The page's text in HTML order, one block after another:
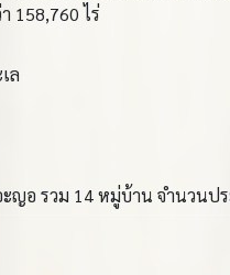
158,760 ไร่
ล
ะญอ รวม 14 หมู่บ้าน จำนวนป